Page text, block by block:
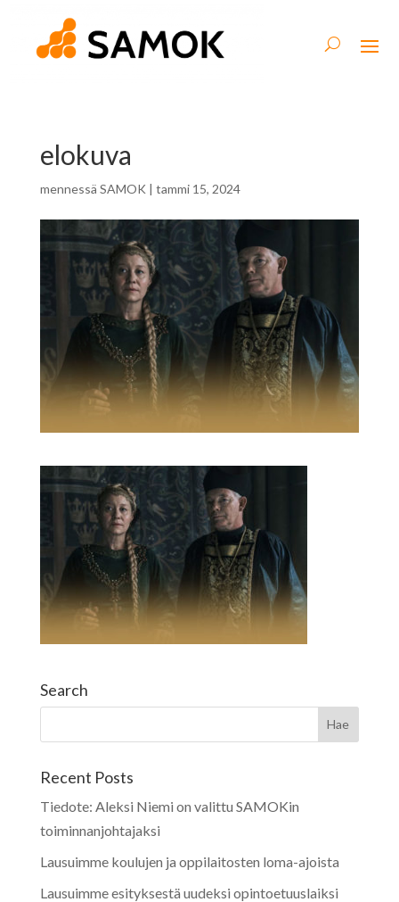
elokuva
mennessä SAMOK | tammi 15, 2024
Search
Recent Posts
Tiedote: Aleksi Niemi on valittu SAMOKin
toiminnanjohtajaksi
Lausuimme koulujen ja oppilaitosten loma-ajoista
Lausuimme esityksestä uudeksi opintoetuuslaiksi